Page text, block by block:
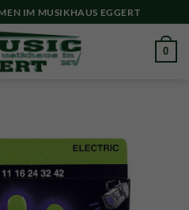
IM MUSIKHAUS EGGERT
0